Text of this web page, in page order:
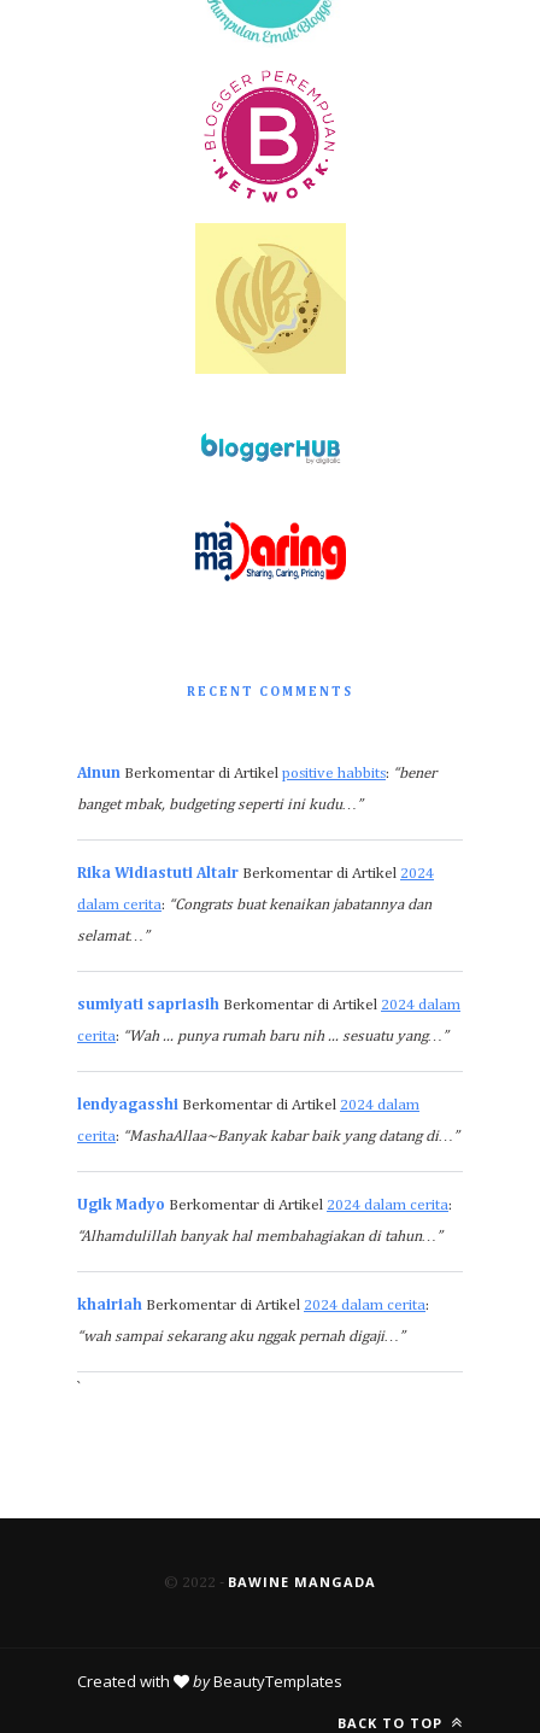
RECENT COMMENTS
Ainun Berkomentar di Artikel positive habbits: “bener
banget mbak, budgeting seperti ini kudu…”
Rika Widiastuti Altair Berkomentar di Artikel 2024
dalam cerita: “Congrats buat kenaikan jabatannya dan
selamat…”
sumiyati sapriasih Berkomentar di Artikel 2024 dalam
cerita: “Wah ... punya rumah baru nih ... sesuatu yang…”
lendyagasshi Berkomentar di Artikel 2024 dalam
cerita: “MashaAllaa~Banyak kabar baik yang datang di…”
Ugik Madyo Berkomentar di Artikel 2024 dalam cerita:
“Alhamdulillah banyak hal membahagiakan di tahun…”
khairiah Berkomentar di Artikel 2024 dalam cerita:
“wah sampai sekarang aku nggak pernah digaji…”
`
© 2022 - BAWINE MANGADA
Created with byBeautyTemplates
BACK TO TOP